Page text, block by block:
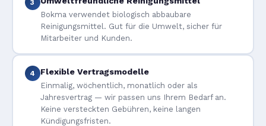
3
Bokma verwendet biologisch abbaubare
Reinigungsmittel. Gut für die Umwelt, sicher für
Mitarbeiter und Kunden.
4 Flexible Vertragsmodelle
Einmalig, wöchentlich, monatlich oder als
Jahresvertrag — wir passen uns Ihrem Bedarf an.
Keine versteckten Gebühren, keine langen
Kündigungsfristen.